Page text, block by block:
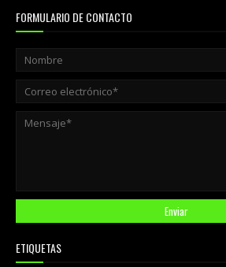
FORMULARIO DE CONTACTO
ETIQUETAS